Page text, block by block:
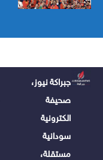
جبراكة نيوز،
صحيفة
الكترونية
سودانية
مستقلة،